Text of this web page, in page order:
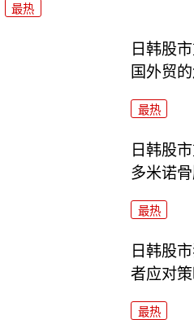
最热
日韩股
国外贸
最热
日韩股
多米诺
最热
日韩股
者应对
最热